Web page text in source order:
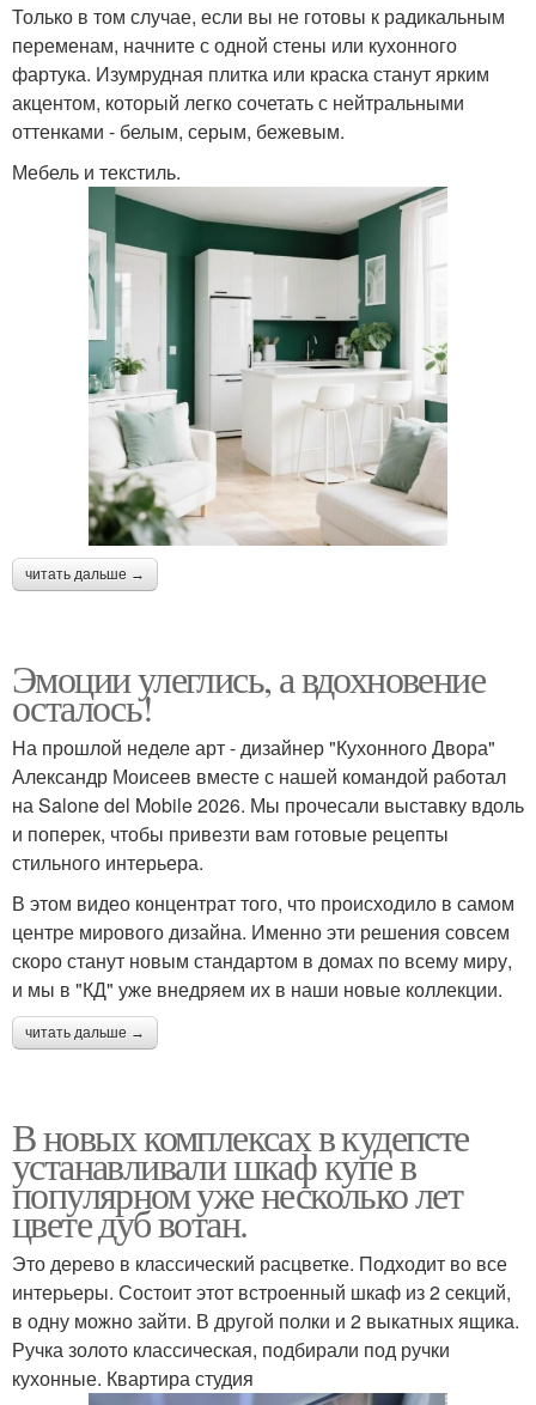
Только в том случае, если вы не готовы к радикальным
переменам, начните с одной стены или кухонного
фартука. Изумрудная плитка или краска станут ярким
акцентом, который легко сочетать с нейтральными
оттенками - белым, серым, бежевым.
Мебель и текстиль.
читать дальше →
Эмоции улеглись, а вдохновение
осталось!
На прошлой неделе арт - дизайнер "Кухонного Двора"
Александр Моисеев вместе с нашей командой работал
на Salone del Mobile 2026. Мы прочесали выставку вдоль
и поперек, чтобы привезти вам готовые рецепты
стильного интерьера.
В этом видео концентрат того, что происходило в самом
центре мирового дизайна. Именно эти решения совсем
скоро станут новым стандартом в домах по всему миру,
и мы в "КД" уже внедряем их в наши новые коллекции.
читать дальше →
В новых комплексах в кудепсте
устанавливали шкаф купе в
популярном уже несколько лет
цвете дуб вотан.
Это дерево в классический расцветке. Подходит во все
интерьеры. Состоит этот встроенный шкаф из 2 секций,
в одну можно зайти. В другой полки и 2 выкатных ящика.
Ручка золото классическая, подбирали под ручки
кухонные. Квартира студия